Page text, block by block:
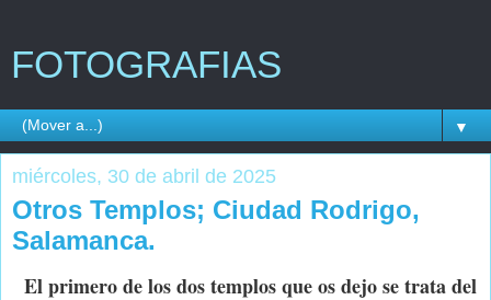
FOTOGRAFIAS
▼
miércoles, 30 de abril de 2025
Otros Templos; Ciudad Rodrigo,
Salamanca.
El primero de los dos templos que os dejo se trata del